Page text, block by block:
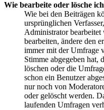
Wie bearbeite oder lösche
Wie bei den Beiträgen
ursprünglichen
Administrator
bearbeiten, ändere den
immer mit der Umfrage
Stimme abgegeben hat,
löschen oder die
schon ein Benutzer
nur noch von
oder gelöscht werden.
laufenden Umfragen